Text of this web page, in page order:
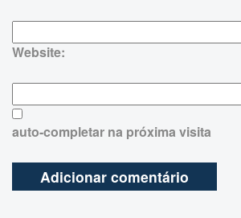
Website:
auto-completar na próxima visita